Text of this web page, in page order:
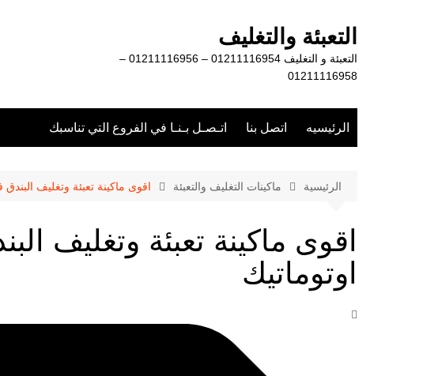
التعبئة والتغليف
التعبئة و التغليف 01211116954 – 01211116956 –
01211116958
الرئيسيه اتصل بنا اتـصـل بـنـا في الفروع التي تناسبك
الرئيسية ماكينات التغليف والتعبئة اقوى ماكينة تعبئة وتغليف
اقوى ماكينة تعبئة وتغليف
اوتوماتيك